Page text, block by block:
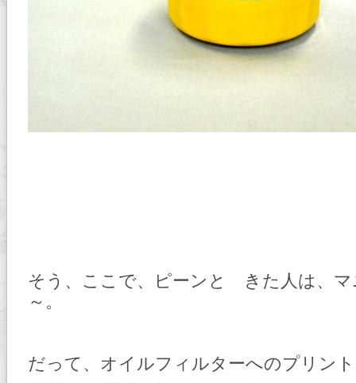
そう、ここで、ピーンと きた人は、
～。
だって、オイルフィルターへのプリン